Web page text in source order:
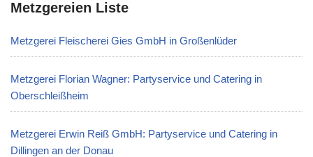
Metzgereien Liste
Metzgerei Fleischerei Gies GmbH in Großenlüder
Metzgerei Florian Wagner: Partyservice und Catering in
Oberschleißheim
Metzgerei Erwin Reiß GmbH: Partyservice und Catering in
Dillingen an der Donau